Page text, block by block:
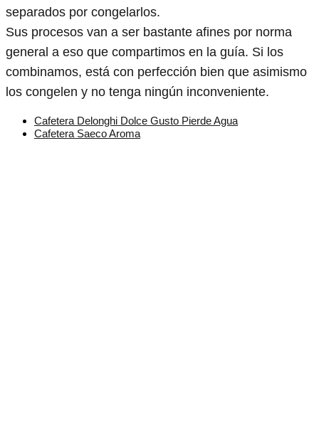
separados por congelarlos.
Sus procesos van a ser bastante afines por norma
general a eso que compartimos en la guía. Si los
combinamos, está con perfección bien que asimismo
los congelen y no tenga ningún inconveniente.
Cafetera Delonghi Dolce Gusto Pierde Agua
Cafetera Saeco Aroma